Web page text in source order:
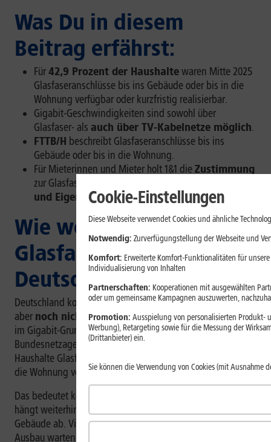
Was Du in diesem
Beitrag erfährst:
Für 42,9 Prozent der Haushaltewaren Mitte 2025
Glasfaseranschlüsse bis ins Gebäude oder bis in die
Wohnung verfügbar oder kurzfristig realisierbar.
Gigabit-Geschwindigkeiten sind sowohl über
Glasfaser- als auch über TV-Kabelnetze möglich.
FTTB/H beschreibt Glasfaseranschlüsse bis ins
Gebäude oder bis in die Wohnung.
Für Mieterinnen und Mieter holt 1&1 dieZustimmung
zur Glasfaserverlegung von den
und Eigentümern ein.
Wie weit ist der
Glasfaserausbau in
Deutschland aktuell?
Deutschland kommt beim Glasfaserausbau stetig voran, ist
aber noch nicht flächendeckend versorgt. Nach den
im Gigabit-Grundbuch veröffentlichten Daten der
Bundesnetzagentur waren Mitte 2025 für 42,9 Prozent der
Haushalte Glasfaseranschlüsse bis ins Gebäude oder bis in
die Wohnung verfügbar oder kurzfristig realisierbar.[1]
Das bedeutet konkret: Ob Glasfaser bereits verfügbar ist,
hängt weiterhin stark vom Wohnort und vom jeweiligen
Gebäude ab. Viele Haushalte müssen daher noch auf den
Ausbau warten.
Cookie-Einstellungen
Diese Webseite verwendet Cookies und ähnliche
Notwendig: Zurverfügungstellung der Webseite und
Komfort: Erweiterte Komfort-Funktionalitäten für
Individualisierung von Inhalten
Partnerschaften: Kooperationen mit ausgewählten
oder um gemeinsame Kampagnen auszuwerten,
Promotion: Ausspielung von personalisierten Produkt-
Werbung), Retargeting sowie für die Messung der
(Drittanbieter) ein.
Sie können die Verwendung von Cookies (mit Ausnahme